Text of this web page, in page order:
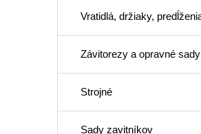
Vratidlá, držiaky,
Závitorezy a opravné
Strojné
Sady zavitníkov